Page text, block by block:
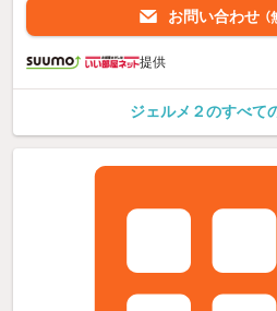
お問い合わせ （
提供
ジェルメ２のすべて